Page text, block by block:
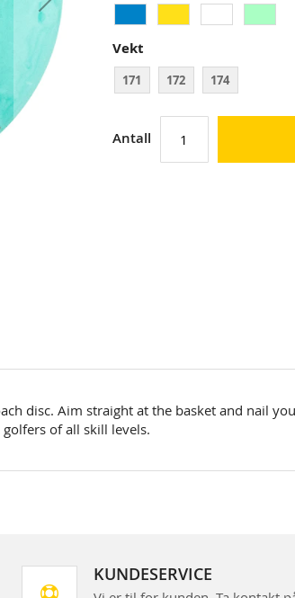
Vekt
171 172 174
Antall
disc. Aim straight at the basket and nail
of all skill levels.
KUNDESERVICE